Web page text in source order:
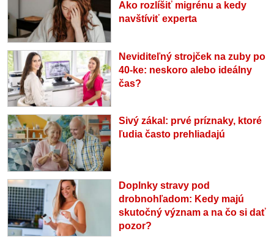
Ako rozlíšiť migrénu a kedy
navštíviť experta
Neviditeľný strojček na zuby po
40-ke: neskoro alebo ideálny
čas?
Sivý zákal: prvé príznaky, ktoré
ľudia často prehliadajú
Doplnky stravy pod
drobnohľadom: Kedy majú
skutočný význam a na čo si dať
pozor?